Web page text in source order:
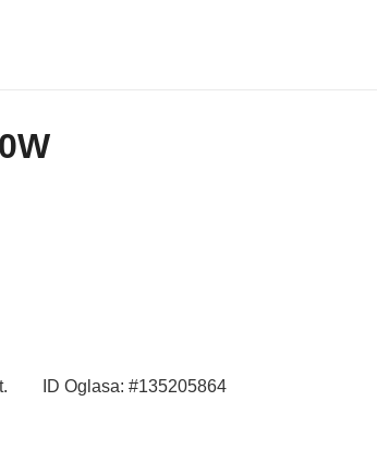
ID Oglasa: #135205864